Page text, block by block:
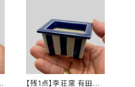
【残1点】李荘窯 有田焼